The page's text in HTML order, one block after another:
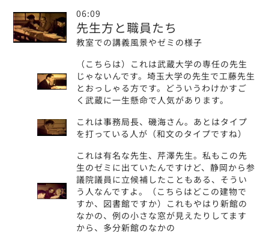
06:09
先生方と職員たち
教室での講義風景やゼミの様子
（こちらは）これは武蔵大学の専任の先生
じゃないんです。埼玉大学の先生で工藤先生
とおっしゃる方です。どういうわけかすご
く武蔵に一生懸命で人気があります。
これは事務局長、磯海さん。あとはタイプ
を打っている人が（和文のタイプですね）
これは有名な先生、芹澤先生。私もこの先
生のゼミに出ていたんですけど、静岡から参
議院議員に立候補したこともある、そうい
う人なんですよ。（こちらはどこの建物で
すか、図書館ですか）これもやはり新館の
なかの、例の小さな窓が見えたりしてます
から、多分新館のなかの